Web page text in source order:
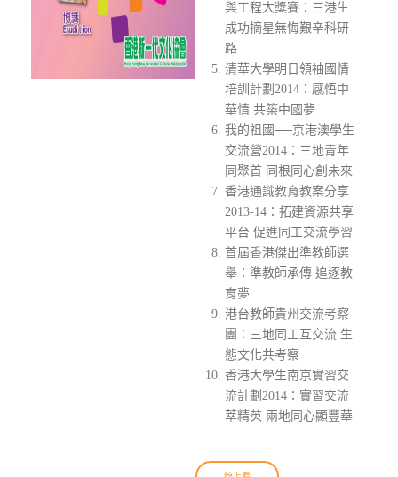
與工程大獎賽：三港生
成功摘星無悔艱辛科研
路
清華大學明日領袖國情
培訓計劃2014：感悟中
華情 共築中國夢
我的祖國──京港澳學生
交流營2014：三地青年
同聚首 同根同心創未來
香港通識教育教案分享
2013-14：拓建資源共享
平台 促進同工交流學習
首屆香港傑出準教師選
舉：準教師承傳 追逐教
育夢
港台教師貴州交流考察
團：三地同工互交流 生
態文化共考察
香港大學生南京實習交
流計劃2014：實習交流
萃精英 兩地同心顯豐華